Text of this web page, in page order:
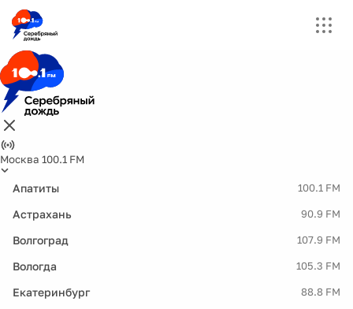
Москва 100.1 FM
Апатиты 100.1 FM
Астрахань 90.9 FM
Волгоград 107.9 FM
Вологда 105.3 FM
Екатеринбург 88.8 FM